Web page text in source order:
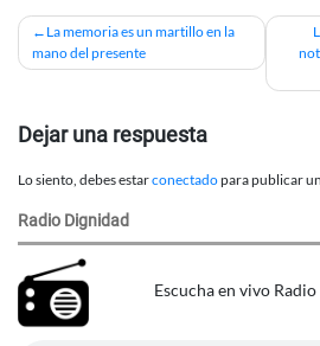
Navegación
de
La memoria es un martillo en la
mano del presente
Dejar una respuesta
Lo siento, debes estarconectadopara publicar
Radio Dignidad
Escucha en vivo